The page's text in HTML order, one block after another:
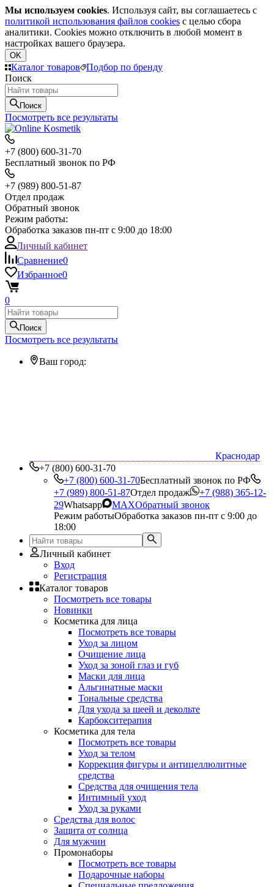
Мы используем cookies. Используя сайт, вы соглашаетесь с
политикой использования файлов cookies с целью сбора
аналитики. Cookies можно отключить в любой момент в
настройках вашего браузера.
OK
Каталог товаров
Подбор по бренду
Поиск
Поиск
Посмотреть все результаты
+7 (800) 600-31-70
Бесплатный звонок по РФ
+7 (989) 800-51-87
Отдел продаж
Обратный звонок
Режим работы:
Обработка заказов пн-пт с 9:00 до 18:00
Личный кабинет
Сравнение0
Избранное0
0
Поиск
Посмотреть все результаты
Ваш город:
Краснодар
+7 (800) 600-31-70
+7 (800) 600-31-70Бесплатный звонок по РФ
+7 (989) 800-51-87Отдел продаж
+7 (988) 365-12-
29Whatsapp MAXОбратный звонок
Режим работыОбработка заказов пн-пт с 9:00 до
18:00
Личный кабинет
Вход
Регистрация
Каталог товаров
Посмотреть все товары
Новинки
Косметика для лица
Посмотреть все товары
Уход за лицом
Очищение лица
Уход за зоной глаз и губ
Маски для лица
Альгинатные маски
Тональные средства
Для ухода за шеей и декольте
Карбокситерапия
Косметика для тела
Посмотреть все товары
Уход за телом
Коррекция фигуры и антицеллюлитные
средства
Средства для очищения тела
Интимный уход
Уход за руками
Средства для волос
Защита от солнца
Для мужчин
Промонаборы
Посмотреть все товары
Подарочные наборы